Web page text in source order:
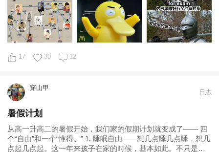
17 30 12
穿山甲
日志
暑假计划
从高一升高二的暑假开始，我们家的假期计划就变成了—— 四
个“自由”和一个“懂得。” 1. 睡眠自由——想几点睡几点睡，想几
点起几点起。这一年来孩子在家的时候，基本如此。不只是假